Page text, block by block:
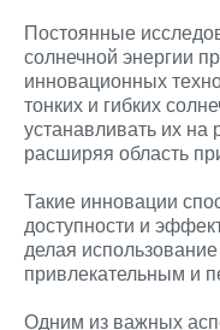
Постоянные
солнечной энергии
инновационных
тонких и гибких
устанавливать их на
расширяя область
Такие инновации
доступности и
делая
привлекательным и
Одним из важных